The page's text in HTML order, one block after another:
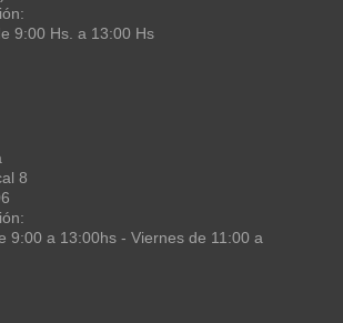
9:00 Hs. a 13:00 Hs
8
9:00 a 13:00hs - Viernes de 11:00 a